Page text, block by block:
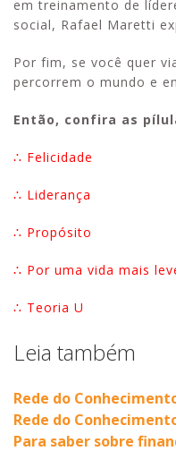
em treinamento de
social, Rafael Maretti
Por fim, se você quer
percorrem o mundo e
Então, confira as
∴ Felicidade
∴ Liderança
∴ Propósito
∴ Por uma vida mais
∴ Teoria U
Leia também
Rede do
Rede do
Para saber sobre